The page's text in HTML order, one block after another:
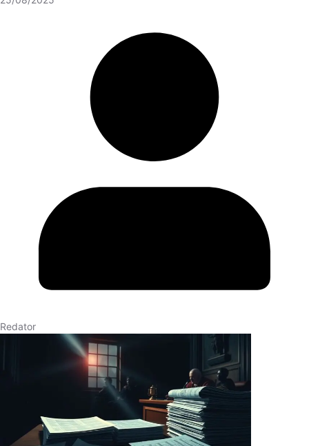
Redator